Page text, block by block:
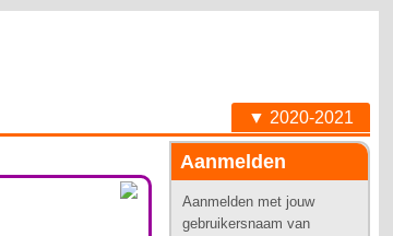
▼ 2020-2021
Aanmelden
Aanmelden met jouw
gebruikersnaam van